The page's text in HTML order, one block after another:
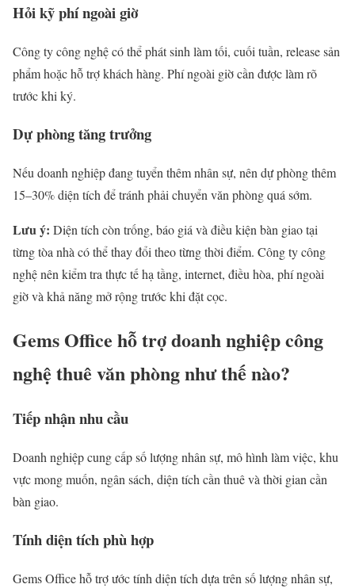
Hỏi kỹ phí ngoài giờ
Công ty công nghệ có thể phát sinh làm tối, cuối tuần, release sản
phẩm hoặc hỗ trợ khách hàng. Phí ngoài giờ cần được làm rõ
trước khi ký.
Dự phòng tăng trưởng
Nếu doanh nghiệp đang tuyển thêm nhân sự, nên dự phòng thêm
15–30% diện tích để tránh phải chuyển văn phòng quá sớm.
Lưu ý: Diện tích còn trống, báo giá và điều kiện bàn giao tại
từng tòa nhà có thể thay đổi theo từng thời điểm. Công ty công
nghệ nên kiểm tra thực tế hạ tầng, internet, điều hòa, phí ngoài
giờ và khả năng mở rộng trước khi đặt cọc.
Gems Office hỗ trợ doanh nghiệp công
nghệ thuê văn phòng như thế nào?
Tiếp nhận nhu cầu
Doanh nghiệp cung cấp số lượng nhân sự, mô hình làm việc, khu
vực mong muốn, ngân sách, diện tích cần thuê và thời gian cần
bàn giao.
Tính diện tích phù hợp
Gems Office hỗ trợ ước tính diện tích dựa trên số lượng nhân sự,